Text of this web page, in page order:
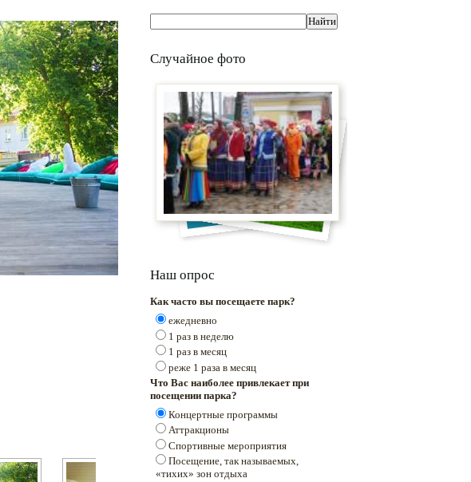
Случайное фото
Наш опрос
Как часто вы посещаете парк?
ежедневно
1 раз в неделю
1 раз в месяц
реже 1 раза в месяц
Что Вас наиболее привлекает при
посещении парка?
Концертные программы
Аттракционы
Спортивные мероприятия
Посещение, так называемых,
«тихих» зон отдыха